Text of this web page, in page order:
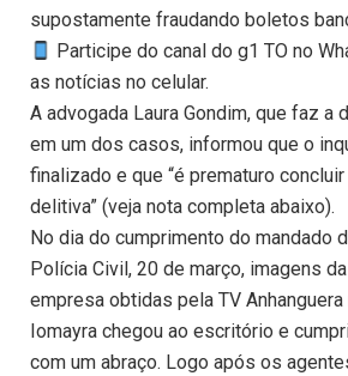
supostamente fraudando boletos
Participe do canal do g1 TO no
as notícias no celular.
A advogada Laura Gondim, que faz a
em um dos casos, informou que o
finalizado e que “é prematuro
delitiva” (veja nota completa abaixo).
No dia do cumprimento do mandado
Polícia Civil, 20 de março, imagens
empresa obtidas pela TV
Iomayra chegou ao escritório e
com um abraço. Logo após os